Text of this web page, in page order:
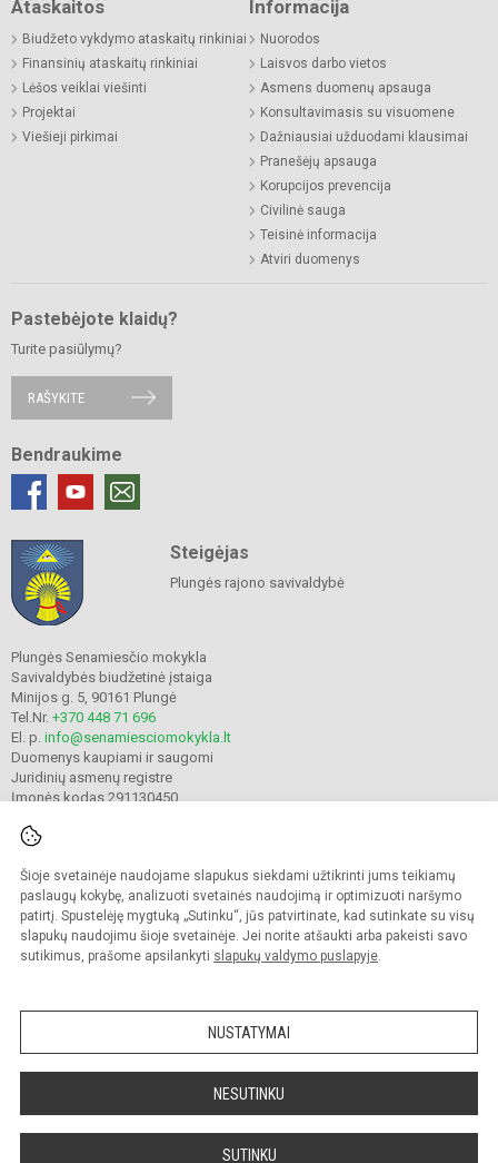
Šioje svetainėje naudojame slapukus siekdami užtikrinti jums teikiamų
paslaugų kokybę, analizuoti svetainės naudojimą ir optimizuoti naršymo
patirtį. Spustelėję mygtuką „Sutinku“, jūs patvirtinate, kad sutinkate su visų
slapukų naudojimu šioje svetainėje. Jei norite atšaukti arba pakeisti savo
sutikimus, prašome apsilankyti slapukų valdymo puslapyje.
NUSTATYMAI
NESUTINKU
SUTINKU
Ataskaitos
Biudžeto vykdymo ataskaitų rinkiniai
Finansinių ataskaitų rinkiniai
Lėšos veiklai viešinti
Projektai
Viešieji pirkimai
Informacija
Nuorodos
Laisvos darbo vietos
Asmens duomenų apsauga
Konsultavimasis su visuomene
Dažniausiai užduodami klausimai
Pranešėjų apsauga
Korupcijos prevencija
Civilinė sauga
Teisinė informacija
Atviri duomenys
Pastebėjote klaidų?
Turite pasiūlymų?
RAŠYKITE
Bendraukime
Steigėjas
Plungės rajono savivaldybė
Plungės Senamiesčio mokykla
Savivaldybės biudžetinė įstaiga
Minijos g. 5, 90161 Plungė
Tel.Nr. +370 448 71 696
El. p. info@senamiesciomokykla.lt
Duomenys kaupiami ir saugomi
Juridinių asmenų registre
Įmonės kodas 291130450
© 2022. Plungės Senamiesčio mokykla. Visos teisės saugomos.
Kopijuoti turinį be raštiško gimnazijos sutikimo griežtai draudžiama.
Prieinamumo paraiška Slapukų valdymas
Sumanus būdas atnaujinti